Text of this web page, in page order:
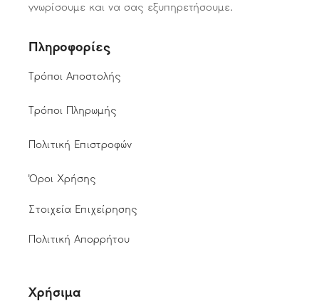
γνωρίσουμε και να σας εξυπηρετήσουμε.
Πληροφορίες
Τρόποι Αποστολής
Τρόποι Πληρωμής
Πολιτική Επιστροφών
Όροι Χρήσης
Στοιχεία Επιχείρησης
Πολιτική Απορρήτου
Χρήσιμα